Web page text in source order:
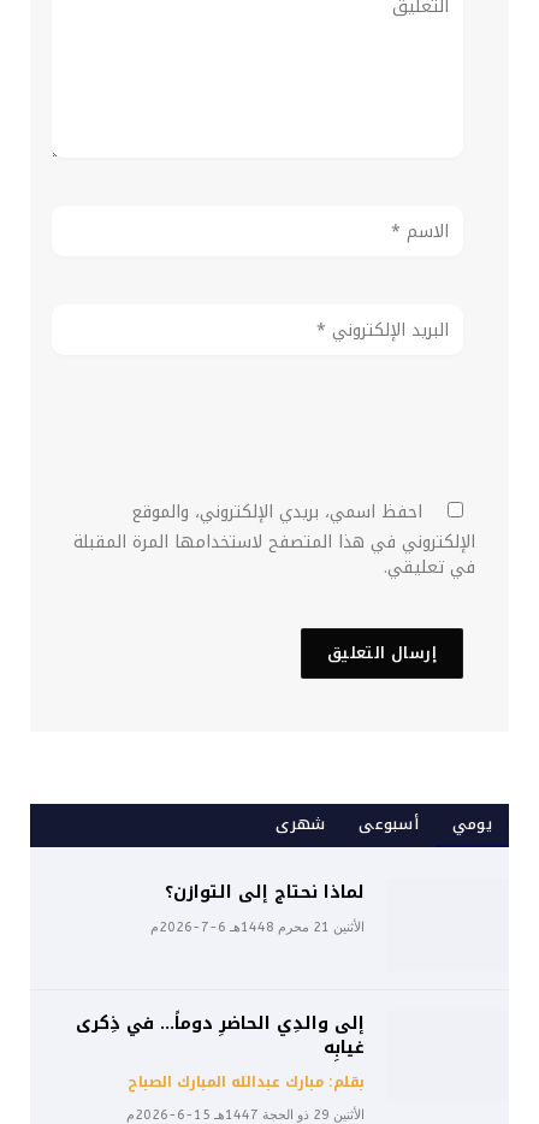
احفظ اسمي، بريدي الإلكتروني، والموقع
الإلكتروني في هذا المتصفح لاستخدامها المرة المقبلة
في تعليقي.
يومي أسبوعى شهرى
لماذا نحتاج إلى التوازن؟
الأثنين 21 محرم 1448هـ 6-7-2026م
إلى والدِي الحاضرِ دوماً… في ذِكرى
غيابِه
بقلم: مبارك عبدالله المبارك الصباح
الأثنين 29 ذو الحجة 1447هـ 15-6-2026م